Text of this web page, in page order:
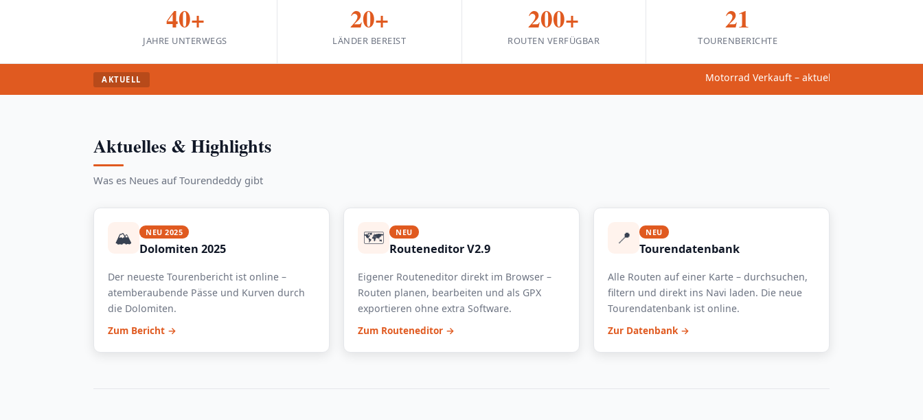
40+
JAHRE UNTERWEGS
20+
LÄNDER BEREIST
200+
ROUTEN VERFÜGBAR
21
TOURENBERICHTE
AKTUELL Motorrad Verkauft – aktuell keine neuen
Aktuelles & Highlights
Was es Neues auf Tourendeddy gibt
🏔️ NEU 2025
Dolomiten 2025
Der neueste Tourenbericht ist online –
atemberaubende Pässe und Kurven durch
die Dolomiten.
Zum Bericht →
🗺️ NEU
Routeneditor V2.9
Eigener Routeneditor direkt im Browser –
Routen planen, bearbeiten und als GPX
exportieren ohne extra Software.
Zum Routeneditor →
📍 NEU
Tourendatenbank
Alle Routen auf einer Karte – durchsuchen,
filtern und direkt ins Navi laden. Die neue
Tourendatenbank ist online.
Zur Datenbank →